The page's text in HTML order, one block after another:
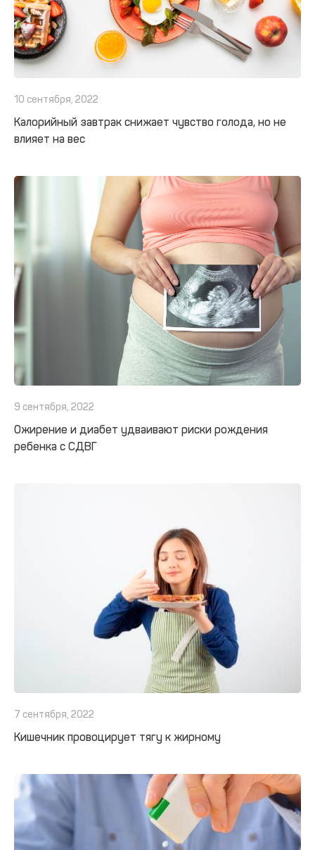
10 сентября, 2022
Калорийный завтрак снижает чувство голода, но не
влияет на вес
9 сентября, 2022
Ожирение и диабет удваивают риски рождения
ребенка с СДВГ
7 сентября, 2022
Кишечник провоцирует тягу к жирному